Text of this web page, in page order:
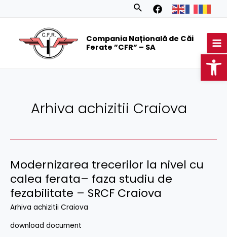
Search
Compania Națională de Căi
Ferate ”CFR” – SA
Arhiva achizitii Craiova
Modernizarea trecerilor la nivel cu
calea ferata– faza studiu de
fezabilitate – SRCF Craiova
Arhiva achizitii Craiova
download document